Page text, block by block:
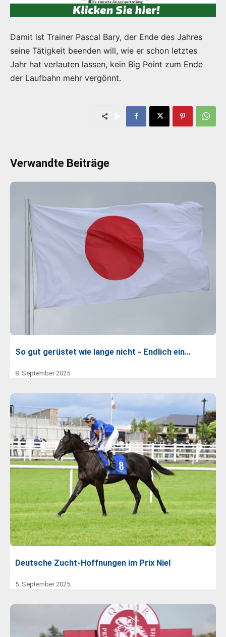
Damit ist Trainer Pascal Bary, der Ende des Jahres
seine Tätigkeit beenden will, wie er schon letztes
Jahr hat verlauten lassen, kein Big Point zum Ende
der Laufbahn mehr vergönnt.
Verwandte Beiträge
So gut gerüstet wie lange nicht - Endlich ein…
8. September 2025
Deutsche Zucht-Hoffnungen im Prix Niel
5. September 2025